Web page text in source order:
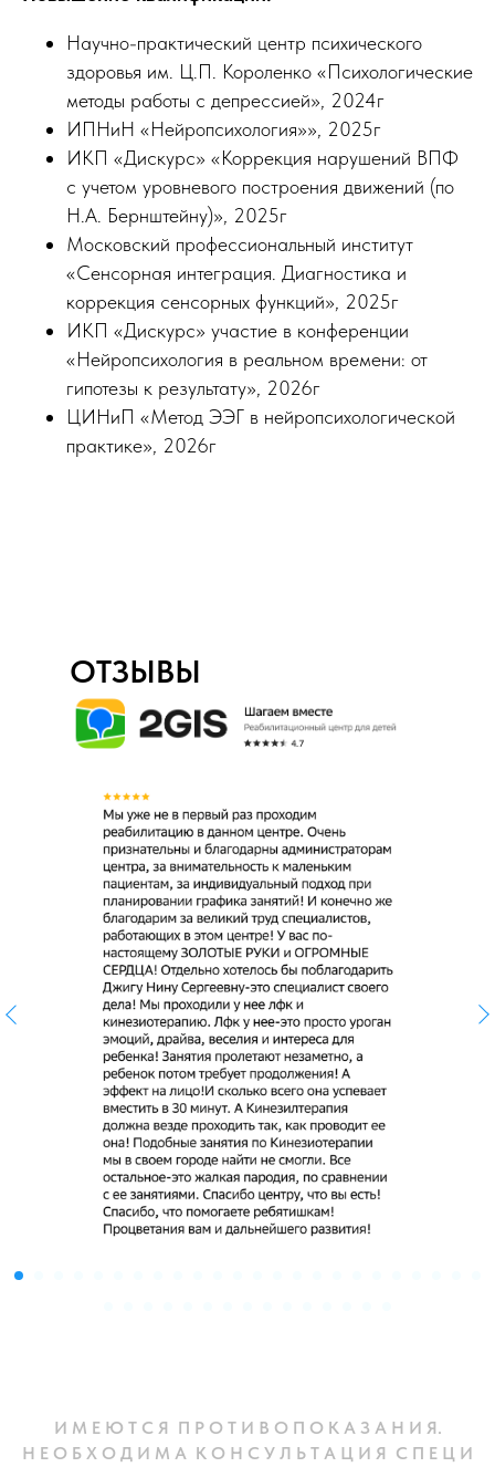
Научно-практический центр психического
здоровья им. Ц.П. Короленко «Психологические
методы работы с депрессией», 2024г
ИПНиН «Нейропсихология»», 2025г
ИКП «Дискурс» «Коррекция нарушений ВПФ
с учетом уровневого построения движений (по
Н.А. Бернштейну)», 2025г
Московский профессиональный институт
«Сенсорная интеграция. Диагностика и
коррекция сенсорных функций», 2025г
ИКП «Дискурс» участие в конференции
«Нейропсихология в реальном времени: от
гипотезы к результату», 2026г
ЦИНиП «Метод ЭЭГ в нейропсихологической
практике», 2026г
ОТЗЫВЫ
И М Е Ю Т С Я П Р О Т И В О П О К А З А Н И Я.
Н Е О Б Х О Д И М А К О Н С У Л Ь Т А Ц И Я С П Е Ц И